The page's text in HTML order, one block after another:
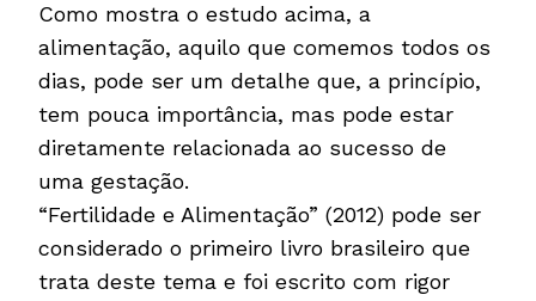
Como mostra o estudo acima, a
alimentação, aquilo que comemos todos os
dias, pode ser um detalhe que, a princípio,
tem pouca importância, mas pode estar
diretamente relacionada ao sucesso de
uma gestação.
“Fertilidade e Alimentação” (2012) pode ser
considerado o primeiro livro brasileiro que
trata deste tema e foi escrito com rigor